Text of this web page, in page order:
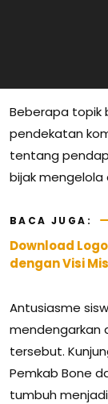
Beberapa topik
pendekatan
tentang
bijak mengelola
BACA JUGA:
Download
dengan Visi
Antusiasme
mendengarkan
tersebut.
Pemkab Bone
tumbuh